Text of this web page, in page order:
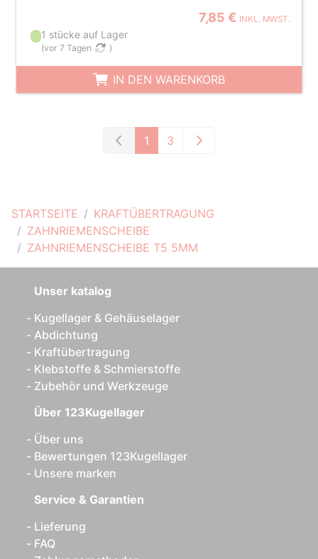
STARTSEITE
KRAFTÜBERTRAGUNG
ZAHNRIEMENSCHEIBE
ZAHNRIEMENSCHEIBE T5 5MM
7,85 € INKL. MWST.
1 stücke auf Lager
(vor 7 Tagen )
IN DEN WARENKORB
1 3
Unser katalog
Kugellager & Gehäuselager
Abdichtung
Kraftübertragung
Klebstoffe & Schmierstoffe
Zubehör und Werkzeuge
Über 123Kugellager
Über uns
Bewertungen 123Kugellager
Unsere marken
Service & Garantien
Lieferung
FAQ